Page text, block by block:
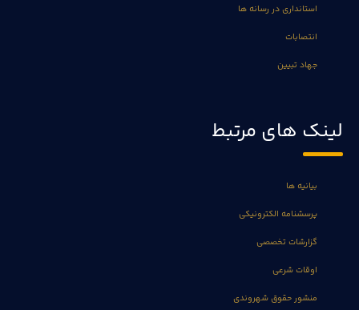
استانداری در رسانه ها
انتصابات
جهاد تبیین
لینک های مرتبط
بیانیه ها
پرسشنامه الکترونیکی
گزارشات تخصصی
اوقات شرعی
منشور حقوق شهروندی